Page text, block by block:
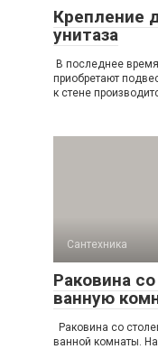
Крепление
унитаза
В последнее
приобретают
к стене
Сантехника
Раковина
ванную
Раковина со
ванной комнаты.